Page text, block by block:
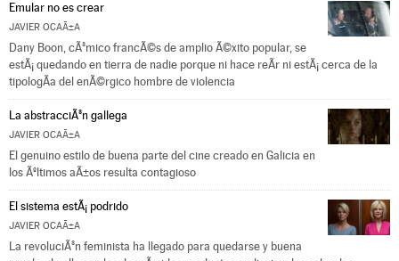
Emular no es crear
JAVIER OCAÃ±A
Dany Boon, cÃ³mico francÃ©s de amplio Ã©xito popular, se
estÃ¡ quedando en tierra de nadie porque ni hace reÃ­r ni estÃ¡ cerca de la
tipologÃ­a del enÃ©rgico hombre de violencia
La abstracciÃ³n gallega
JAVIER OCAÃ±A
El genuino estilo de buena parte del cine creado en Galicia en
los Ãºltimos aÃ±os resulta contagioso
El sistema estÃ¡ podrido
JAVIER OCAÃ±A
La revoluciÃ³n feminista ha llegado para quedarse y buena